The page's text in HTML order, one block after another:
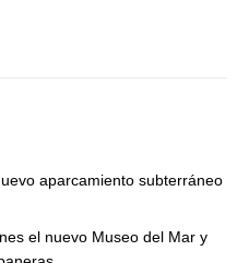
aparcamiento subterráneo
el nuevo Museo del Mar y